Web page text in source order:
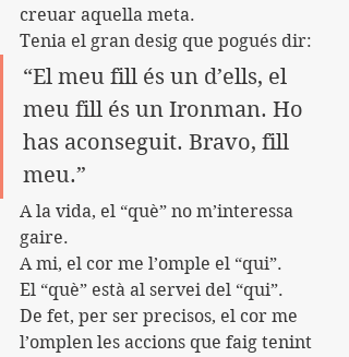
creuar aquella meta.
Tenia el gran desig que pogués dir:
“El meu fill és un d’ells, el
meu fill és un Ironman. Ho
has aconseguit. Bravo, fill
meu.”
A la vida, el “què” no m’interessa
gaire.
A mi, el cor me l’omple el “qui”.
El “què” està al servei del “qui”.
De fet, per ser precisos, el cor me
l’omplen les accions que faig tenint